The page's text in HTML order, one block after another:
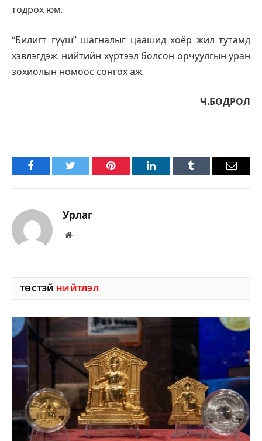
тодрох юм.
“Билигт гүүш” шагналыг цаашид хоёр жил тутамд
хэвлэгдэж, нийтийн хүртээл болсон орчуулгын уран
зохиолын номоос сонгох аж.
Ч.БОДРОЛ
FacebookTwitter Pinterest LinkedInTumblr Имэйл
Урлаг
Вэбсайт
ТӨСТЭЙ НИЙТЛЭЛ